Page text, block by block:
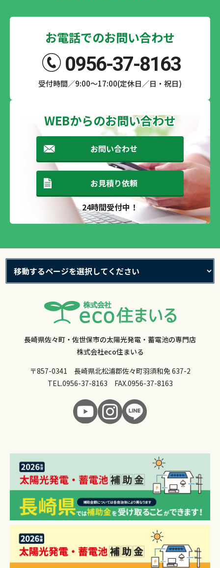
お電話でのお問い合わせ
0956-37-8163
受付時間／9:00～17:00(定休日／日・祝日)
WEBからのお問い合わせ
お問い合わせ
お見積り依頼
24時間受付中！
長崎県佐々町・佐世保市の太陽光発電・蓄電池の専門店
株式会社eco住まいる
〒857-0341 長崎県北松浦郡佐々町羽須和免 637-2
TEL.0956-37-8163 FAX.0956-37-8163